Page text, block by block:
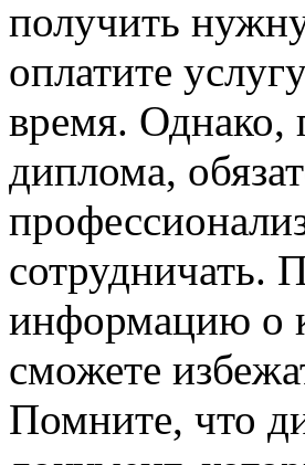
получить
оплатите
время. Однако,
диплома,
сотрудничать.
информацию о
сможете
Помните, что